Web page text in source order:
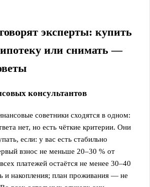
эксперты: купить
или снимать —
консультантов
советники сходятся в одном:
нет, но есть чёткие критерии. Они
если: у вас есть стабильно
взнос не меньше 20–30 % от
платежей остаётся не менее 30–40
и накопления; план проживания — не